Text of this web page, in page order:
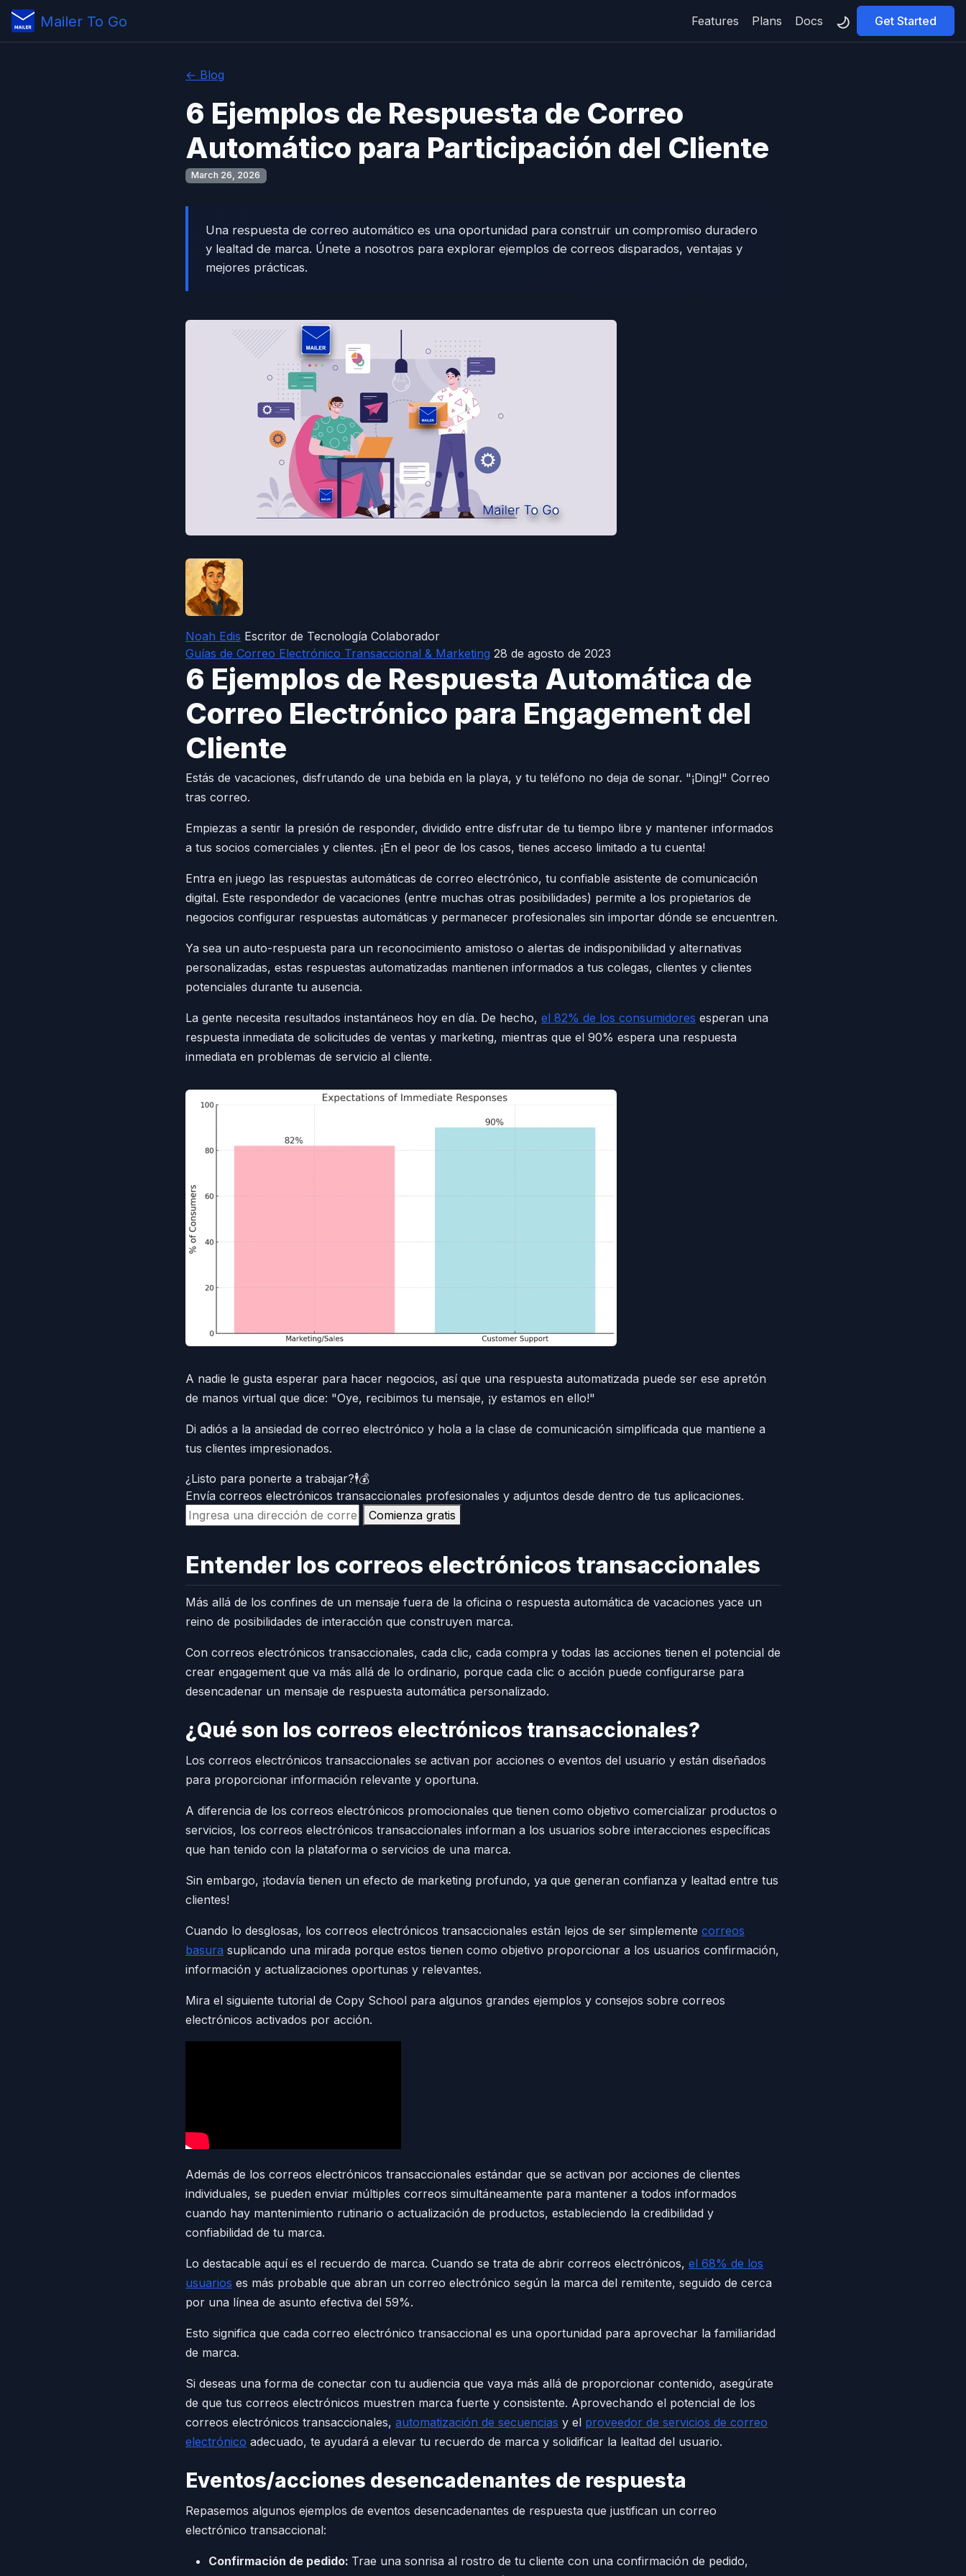
Mailer To Go Features Plans Docs Get Started
← Blog
6 Ejemplos de Respuesta de Correo
Automático para Participación del Cliente
March 26, 2026
Una respuesta de correo automático es una oportunidad para construir un compromiso duradero
y lealtad de marca. Únete a nosotros para explorar ejemplos de correos disparados, ventajas y
mejores prácticas.
Noah Edis Escritor de Tecnología Colaborador
Guías de Correo Electrónico Transaccional & Marketing 28 de agosto de 2023
6 Ejemplos de Respuesta Automática de
Correo Electrónico para Engagement del
Cliente
Estás de vacaciones, disfrutando de una bebida en la playa, y tu teléfono no deja de sonar. "¡Ding!" Correo
tras correo.
Empiezas a sentir la presión de responder, dividido entre disfrutar de tu tiempo libre y mantener informados
a tus socios comerciales y clientes. ¡En el peor de los casos, tienes acceso limitado a tu cuenta!
Entra en juego las respuestas automáticas de correo electrónico, tu confiable asistente de comunicación
digital. Este respondedor de vacaciones (entre muchas otras posibilidades) permite a los propietarios de
negocios configurar respuestas automáticas y permanecer profesionales sin importar dónde se encuentren.
Ya sea un auto-respuesta para un reconocimiento amistoso o alertas de indisponibilidad y alternativas
personalizadas, estas respuestas automatizadas mantienen informados a tus colegas, clientes y clientes
potenciales durante tu ausencia.
La gente necesita resultados instantáneos hoy en día. De hecho, el 82% de los consumidores esperan una
respuesta inmediata de solicitudes de ventas y marketing, mientras que el 90% espera una respuesta
inmediata en problemas de servicio al cliente.
A nadie le gusta esperar para hacer negocios, así que una respuesta automatizada puede ser ese apretón
de manos virtual que dice: "Oye, recibimos tu mensaje, ¡y estamos en ello!"
Di adiós a la ansiedad de correo electrónico y hola a la clase de comunicación simplificada que mantiene a
tus clientes impresionados.
¿Listo para ponerte a trabajar?🕴️💰
Envía correos electrónicos transaccionales profesionales y adjuntos desde dentro de tus aplicaciones.
Comienza gratis
Entender los correos electrónicos transaccionales
Más allá de los confines de un mensaje fuera de la oficina o respuesta automática de vacaciones yace un
reino de posibilidades de interacción que construyen marca.
Con correos electrónicos transaccionales, cada clic, cada compra y todas las acciones tienen el potencial de
crear engagement que va más allá de lo ordinario, porque cada clic o acción puede configurarse para
desencadenar un mensaje de respuesta automática personalizado.
¿Qué son los correos electrónicos transaccionales?
Los correos electrónicos transaccionales se activan por acciones o eventos del usuario y están diseñados
para proporcionar información relevante y oportuna.
A diferencia de los correos electrónicos promocionales que tienen como objetivo comercializar productos o
servicios, los correos electrónicos transaccionales informan a los usuarios sobre interacciones específicas
que han tenido con la plataforma o servicios de una marca.
Sin embargo, ¡todavía tienen un efecto de marketing profundo, ya que generan confianza y lealtad entre tus
clientes!
Cuando lo desglosas, los correos electrónicos transaccionales están lejos de ser simplemente correos
basura suplicando una mirada porque estos tienen como objetivo proporcionar a los usuarios confirmación,
información y actualizaciones oportunas y relevantes.
Mira el siguiente tutorial de Copy School para algunos grandes ejemplos y consejos sobre correos
electrónicos activados por acción.
Además de los correos electrónicos transaccionales estándar que se activan por acciones de clientes
individuales, se pueden enviar múltiples correos simultáneamente para mantener a todos informados
cuando hay mantenimiento rutinario o actualización de productos, estableciendo la credibilidad y
confiabilidad de tu marca.
Lo destacable aquí es el recuerdo de marca. Cuando se trata de abrir correos electrónicos, el 68% de los
usuarios es más probable que abran un correo electrónico según la marca del remitente, seguido de cerca
por una línea de asunto efectiva del 59%.
Esto significa que cada correo electrónico transaccional es una oportunidad para aprovechar la familiaridad
de marca.
Si deseas una forma de conectar con tu audiencia que vaya más allá de proporcionar contenido, asegúrate
de que tus correos electrónicos muestren marca fuerte y consistente. Aprovechando el potencial de los
correos electrónicos transaccionales, automatización de secuencias y el proveedor de servicios de correo
electrónico adecuado, te ayudará a elevar tu recuerdo de marca y solidificar la lealtad del usuario.
Eventos/acciones desencadenantes de respuesta
Repasemos algunos ejemplos de eventos desencadenantes de respuesta que justifican un correo
electrónico transaccional:
Confirmación de pedido: Trae una sonrisa al rostro de tu cliente con una confirmación de pedido,